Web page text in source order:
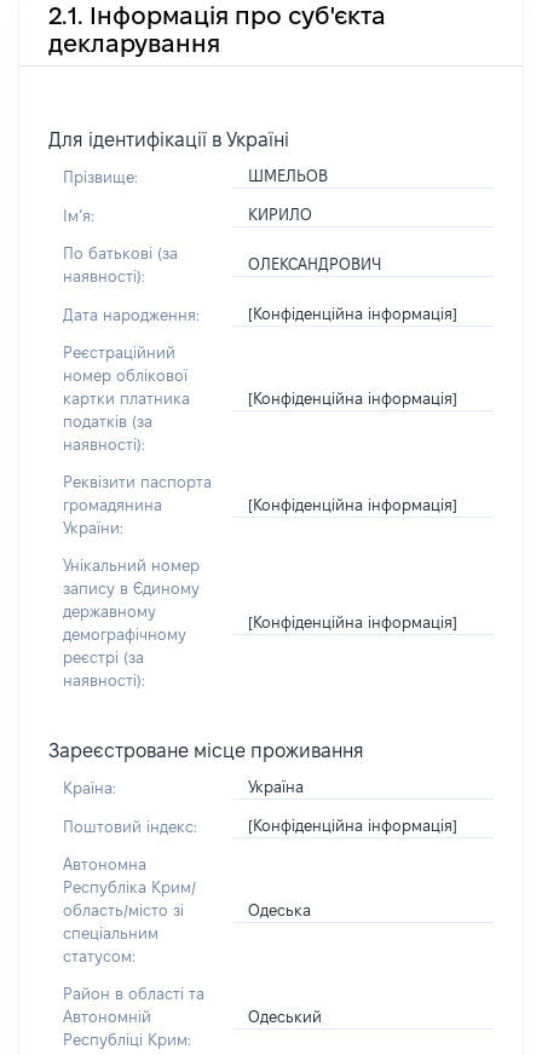
2.1. Інформація про суб'єкта
декларування
Для ідентифікації в Україні
Прізвище: ШМЕЛЬОВ
Імʼя: КИРИЛО
По батькові (за
наявності):
ОЛЕКСАНДРОВИЧ
Дата народження: [Конфіденційна інформація]
Реєстраційний
номер облікової
картки платника
податків (за
наявності):
[Конфіденційна інформація]
Реквізити паспорта
громадянина
України:
[Конфіденційна інформація]
Унікальний номер
запису в Єдиному
державному
демографічному
реєстрі (за
наявності):
[Конфіденційна інформація]
Зареєстроване місце проживання
Країна: Україна
Поштовий індекс: [Конфіденційна інформація]
Автономна
Республіка Крим/
область/місто зі
спеціальним
статусом:
Одеська
Район в області та
Автономній
Республіці Крим:
Одеський